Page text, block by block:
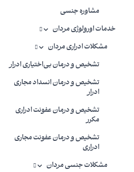
مشاوره جنسی
خدمات اورولوژی مردان
مشکلات ادراری مردان
تشخیص و درمان بی‌اختیاری ادرار
تشخیص و درمان انسداد مجاری
ادرار
تشخیص و درمان عفونت ادراری
مکرر
تشخیص و درمان عفونت مجاری
ادراری
مشکلات جنسی مردان
عوامل پیشروی عفونت به
دستگاه ادراری چیست؟
شایع‌ترین عامل گسترش و حاد شدن
در مثانه است که در دوران بارداری
ریفلاکس یا بازگشت ادرار به حالب
دیابت نیز می‌توانند خطر بروز این نوع